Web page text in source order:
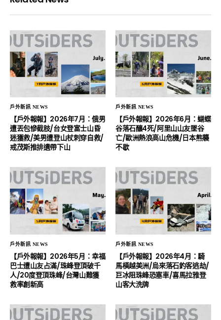
戶外新訊 NEWS
【戶外報報】2026年7月：俄男
遭丟包慘截肢/台女登富士山昏
迷獲救/美男遭登山杖刺穿自救/
戒茂斯推排遺帶下山
戶外新訊 NEWS
【戶外報報】2026年6月：蝴蝶
谷落石釀4死/阿里山山友墜谷
亡/歐洲熱浪高山危機/日本熊襲
不歇
戶外新訊 NEWS
【戶外報報】2026年5月：幸福
巴士遭山友占滿/珠峰登頂破千
人/20度登頂珠峰/台灣山難獲
救率創新高
戶外新訊 NEWS
【戶外報報】2026年4月：騎
馬橫越美洲/烏來落石釣客逃劫/
巨冰阻珠峰恐塞車/喜馬拉雅登
山客大洗牌